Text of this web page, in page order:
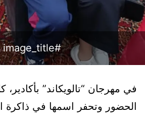
#image_title
في مهرجان “تالويكاند” بأكادير،
الحضور وتحفر اسمها في ذاكرة